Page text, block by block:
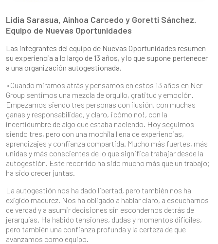
Lidia Sarasua, Ainhoa Carcedo y Goretti Sánchez.
Equipo de Nuevas Oportunidades
Las integrantes del equipo de Nuevas Oportunidades resumen
su experiencia a lo largo de 13 años, y lo que supone pertenecer
a una organización autogestionada.
«Cuando miramos atrás y pensamos en estos 13 años en Ner
Group sentimos una mezcla de orgullo, gratitud y emoción.
Empezamos siendo tres personas con ilusión, con muchas
ganas y responsabilidad, y claro, ¡cómo no!, con la
incertidumbre de algo que estaba naciendo. Hoy seguimos
siendo tres, pero con una mochila llena de experiencias,
aprendizajes y confianza compartida. Mucho más fuertes, más
unidas y más conscientes de lo que significa trabajar desde la
autogestión. Este recorrido ha sido mucho más que un trabajo;
ha sido crecer juntas.
La autogestión nos ha dado libertad, pero también nos ha
exigido madurez. Nos ha obligado a hablar claro, a escucharnos
de verdad y a asumir decisiones sin escondernos detrás de
jerarquías. Ha habido tensiones, dudas y momentos difíciles,
pero también una confianza profunda y la certeza de que
avanzamos como equipo.